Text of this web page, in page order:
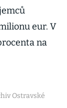
eur. V
na
Ostravské